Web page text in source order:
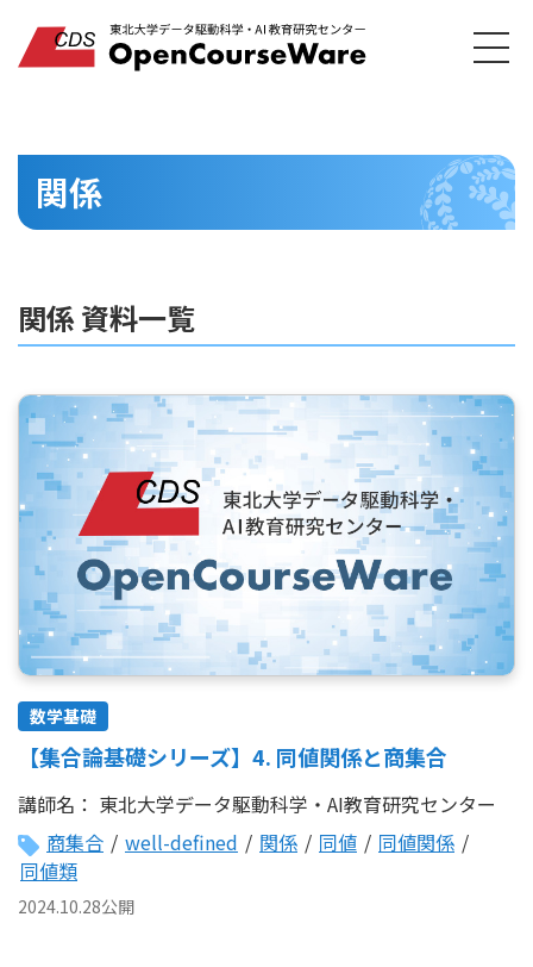
関係
関係 資料一覧
数学基礎
【集合論基礎シリーズ】4. 同値関係と商集合
講師名： 東北大学データ駆動科学・AI教育研究センター
商集合 / well-defined / 関係 / 同値 / 同値関係 /
同値類
2024.10.28公開